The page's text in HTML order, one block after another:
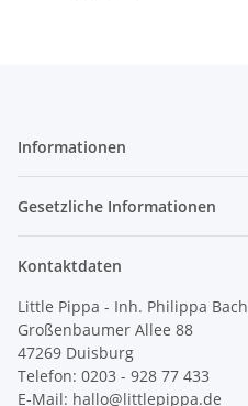
Informationen
Gesetzliche Informationen
Kontaktdaten
Little Pippa - Inh. Philippa Bach
Großenbaumer Allee 88
47269 Duisburg
Telefon: 0203 - 928 77 433
E-Mail: hallo@littlepippa.de